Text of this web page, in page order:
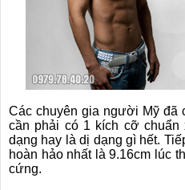
Các chuyên gia người Mỹ đã
cần phải có 1 kích cỡ
dạng hay là dị dạng gì hết.
hoàn hảo nhất là 9.16cm lúc
cứng.